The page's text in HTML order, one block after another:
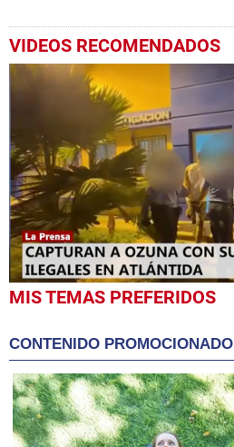
VIDEOS RECOMENDADOS
0
seconds
seconds
MIS TEMAS PREFERIDOS
CONTENIDO PROMOCIONADO